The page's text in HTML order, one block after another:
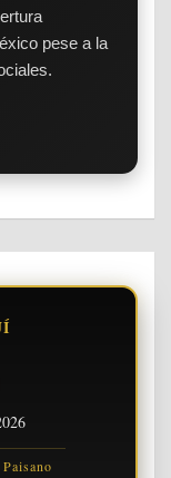
pese a la